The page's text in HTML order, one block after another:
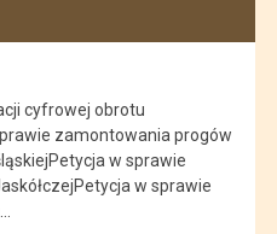
cyfrowej obrotu
zamontowania progów
w sprawie
w sprawie